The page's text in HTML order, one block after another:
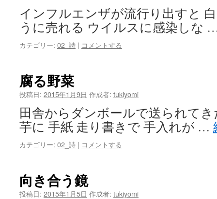
インフルエンザが流行り出すと
うに売れる ウイルスに感染しな
カテゴリー: 02_詩 | コメントする
腐る野菜
投稿日: 2015年1月9日 作成者: tukiyomi
田舎からダンボールで送られて
芋に 手紙 走り書きで 手入れが …
カテゴリー: 02_詩 | コメントする
向き合う鏡
投稿日: 2015年1月5日 作成者: tukiyomi